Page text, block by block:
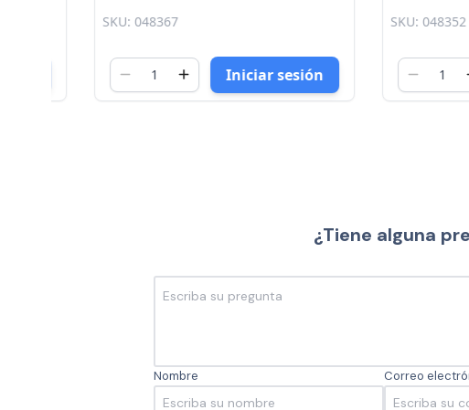
Mariluz
SKU: 048367
Iniciar sesión
SKU: 048352
¿Tiene alguna
Nombre Correo